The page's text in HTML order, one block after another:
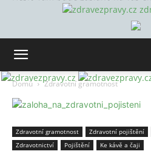
Domů Zdravotní gramotnost
Zdravotní gramotnost Zdravotní pojištění
Zdravotnictví
Pojištění Ke kávě a čaji